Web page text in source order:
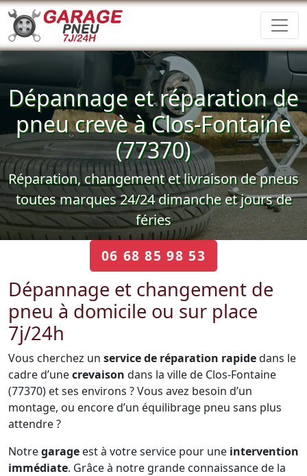
Dépannage et réparation de
pneu crevè à Clos-Fontaine
(77370)
Réparation, changement et livraison de pneus
toutes marques 24/24 dimanche et jours de
féries
06 68 85 98 53
Dépannage et changement de
pneu à domicile ou sur place
7j/24h
Vous cherchez un service de réparation rapidedans le
cadre d’unecrevaison dans la ville de Clos-Fontaine
(77370) et ses environs ? Vous avez besoin d’un
montage, ou encore d’un équilibrage pneu sans plus
attendre ?
Notregarage est à votre service pour une intervention
immédiate. Grâce à notre grande connaissance de la